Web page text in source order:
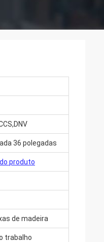
36 polegadas
produto
de madeira
trabalho